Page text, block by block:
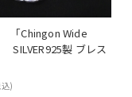
「Chingon Wide
SILVER925製 ブレス
)